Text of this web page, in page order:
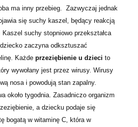
ma inny przebieg. Zazwyczaj jednak
się suchy kaszel, będący reakcją
Kaszel suchy stopniowo przekształca
zaczyna odksztuszać
Każde przeziębienie u dzieci to
wywołany jest przez wirusy. Wirusy
nosa i powodują stan zapalny.
około tygodnia. Zasadniczo organizm
a dziecku podaje się
bogatą w witaminę C, która w